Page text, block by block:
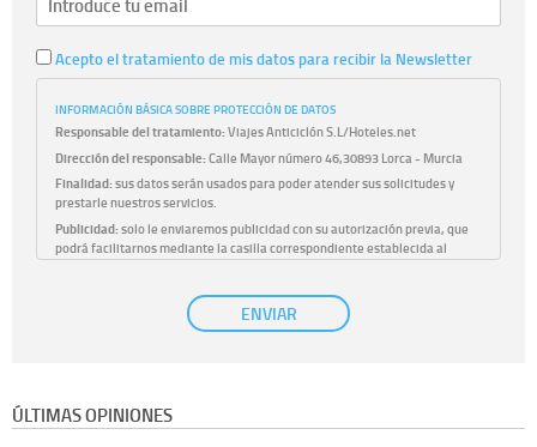
Acepto el tratamiento de mis datos para recibir la Newsletter
INFORMACIÓN BÁSICA SOBRE PROTECCIÓN DE DATOS
Responsable del tratamiento:Viajes Anticiclón S.L/Hoteles.net
Dirección del responsable:Calle Mayor número 46,30893 Lorca - Murcia
Finalidad:sus datos serán usados para poder atender sus solicitudes y
prestarle nuestros servicios.
Publicidad:solo le enviaremos publicidad con su autorización previa, que
podrá facilitarnos mediante la casilla correspondiente establecida al
únicamente trataremos sus datos con su consentimiento
previo, que podrá facilitarnos mediante la casilla correspondiente
Derechos:tiene derecho a saber qué información tenemos sobre usted,
ENVIAR
ÚLTIMAS OPINIONES